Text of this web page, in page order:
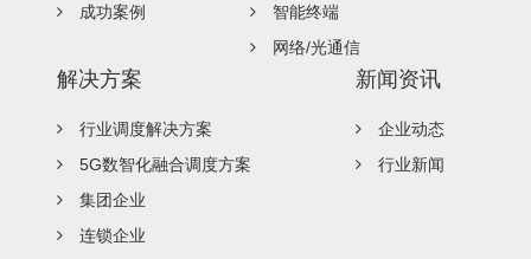
成功案例
智能终端
网络/光通信
解决方案
行业调度解决方案
5G数智化融合调度方案
集团企业
连锁企业
新闻资讯
企业动态
行业新闻